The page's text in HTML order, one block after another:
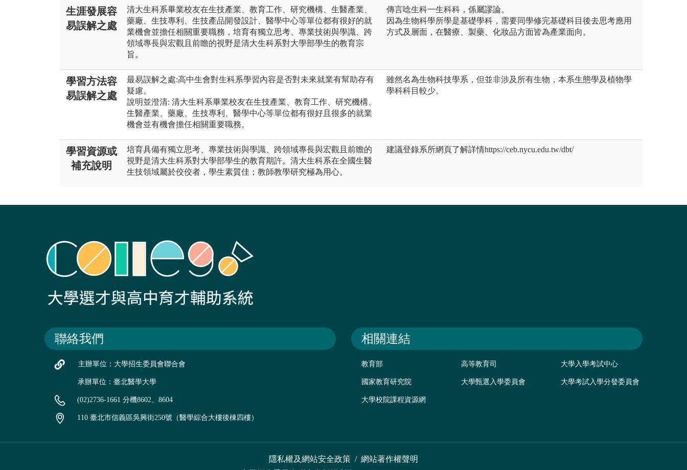
生涯發展容
易誤解之處
清大生科系畢業校友在生技產業、教育工作、研究機構、生醫產業、
藥廠、生技專利、生技產品開發設計、醫學中心等單位都有很好的就
業機會並擔任相關重要職務，培育有獨立思考、專業技術與學識、跨
領域專長與宏觀且前瞻的視野是清大生科系對大學部學生的教育宗
旨。
傳言唸生科一生科科，係屬謬論。
因為生物科學所學是基礎學科，需要同學修完基礎科目後去思考應用
方式及層面，在醫療、製藥、化妝品方面皆為產業面向。
學習方法容
易誤解之處
最易誤解之處:高中生會對生科系學習內容是否對未來就業有幫助存有
疑慮。
說明並澄清: 清大生科系畢業校友在生技產業、教育工作、研究機構、
生醫產業、藥廠、生技專利、醫學中心等單位都有很好且很多的就業
機會並有機會擔任相關重要職務。
雖然名為生物科技學系，但並非涉及所有生物，本系生態學及植物學
學科科目較少。
學習資源或
補充說明
培育具備有獨立思考、專業技術與學識、跨領域專長與宏觀且前瞻的
視野是清大生科系對大學部學生的教育期許。清大生科系在全國生醫
生技領域屬於佼佼者，學生素質佳；教師教學研究極為用心。
建議登錄系所網頁了解詳情https://ceb.nycu.edu.tw/dbt/
聯絡我們
主辦單位：大學招生委員會聯合會
承辦單位：臺北醫學大學
(02)2736-1661 分機8602、8604
110 臺北市信義區吳興街250號（醫學綜合大樓後棟四樓）
相關連結
教育部 高等教育司 大學入學考試中心
國家教育研究院 大學甄選入學委員會 大學考試入學分發委員會
大學校院課程資源網
隱私權及網站安全政策 / 網站著作權聲明